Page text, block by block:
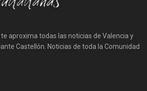
aproxima todas las noticias de Valencia y
Castellón. Noticias de toda la Comunidad